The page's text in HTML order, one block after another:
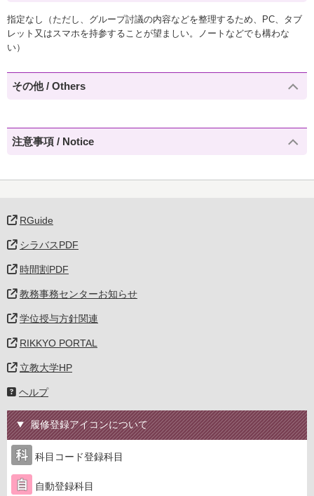
指定なし（ただし、グループ討議の内容などを整理するため、PC、タブ
レット又はスマホを持参することが望ましい。ノートなどでも構わな
い）
その他 / Others
注意事項 / Notice
RGuide
シラバスPDF
時間割PDF
教務事務センターお知らせ
学位授与方針関連
RIKKYO PORTAL
立教大学HP
ヘルプ
履修登録アイコンについて
科目コード登録科目
自動登録科目